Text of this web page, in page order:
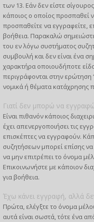
των 13. Εάν δεν είστε
κάποιος ο οποίος προσπαθεί
προσπαθείτε να εγγραφείτε,
βοήθεια. Παρακαλώ
του εν λόγω συστήματος
συμβουλή και δεν είναι ένα
χαρακτήρα οποιουδήποτε
περιγράφονται στην ερώτηση
νομικά ή θέματα κατάχρησης
Γιατί δεν μπορώ να
Είναι πιθανόν κάποιος
έχει απενεργοποιήσει τις
επισκέπτες να εγγραφούν.
συζητήσεων μπορεί επίσης να
να μην επιτρέπει το όνομα
Επικοινωνήστε με κάποιον
για βοήθεια.
Έχω κάνει εγγραφή, αλλά
Πρώτα, ελέγξτε το όνομα
αυτά είναι σωστά, τότε ένα